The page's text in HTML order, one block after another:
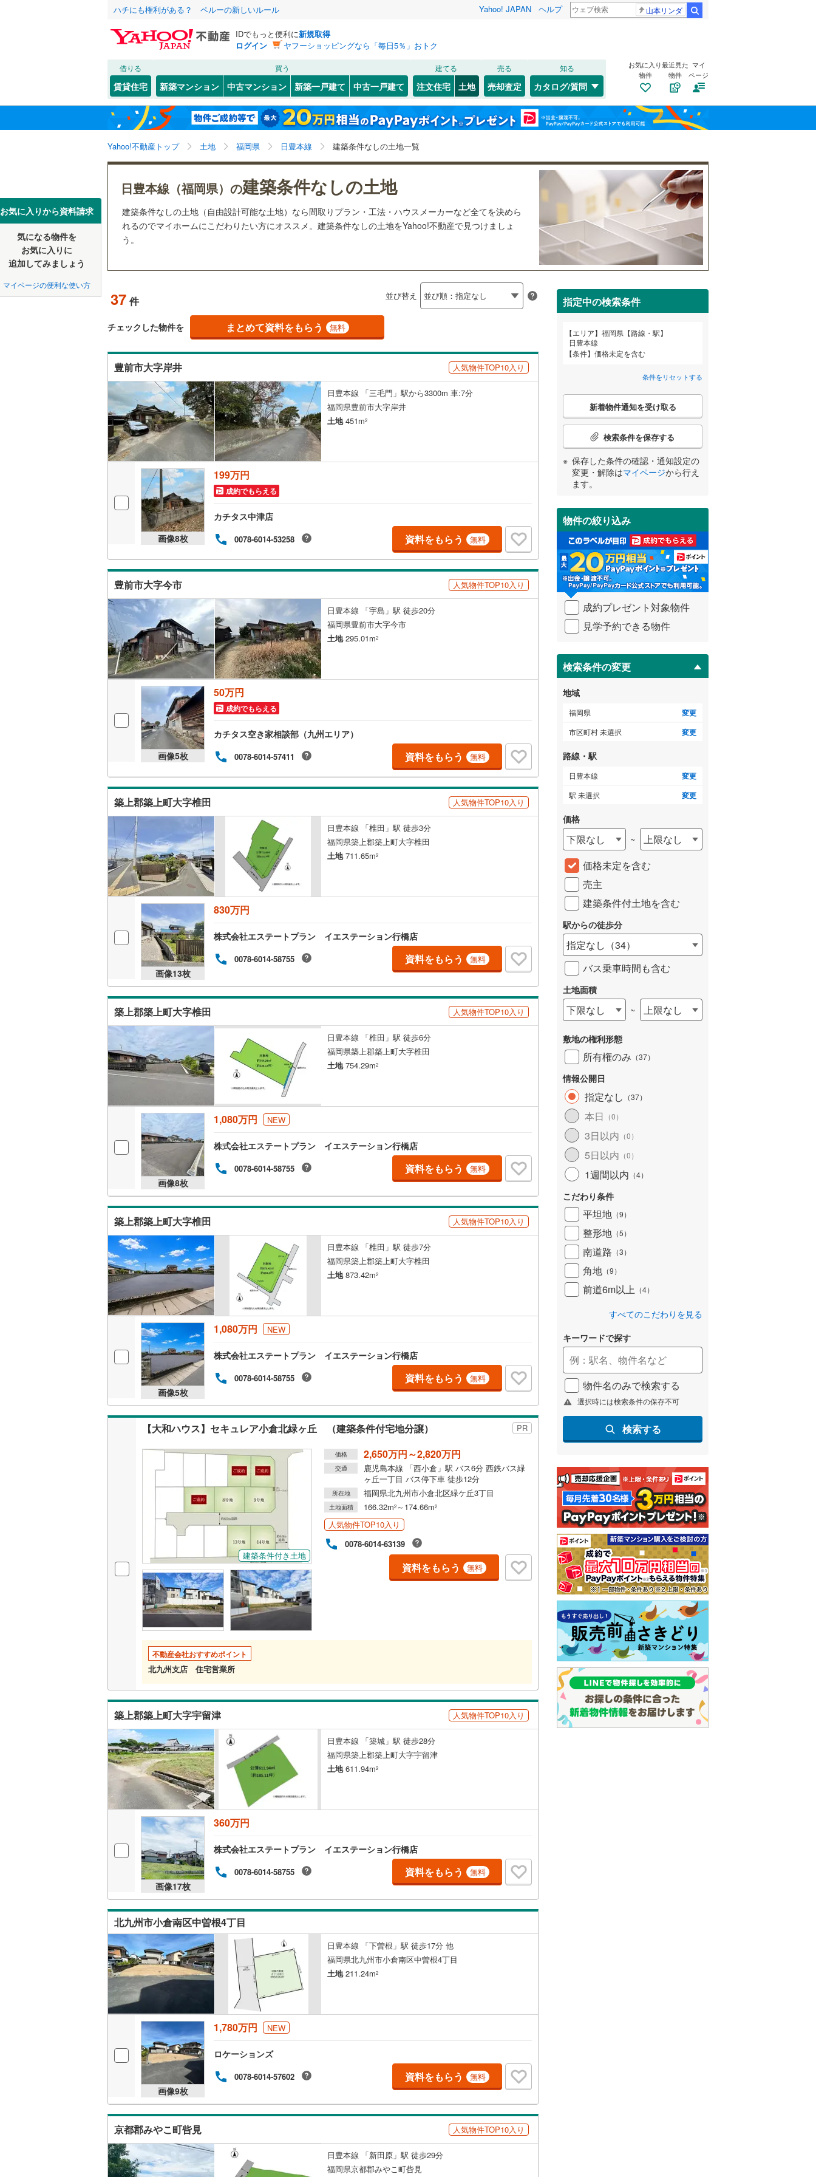
ハチにも権利がある？ ペルーの新しいルール Yahoo! JAPAN ヘルプ 山本リンダ
IDでもっと便利に新規取得
ログイン
ヤフーショッピングなら「毎日5％」おトク
借りる
賃貸住宅
買う
新築マンション 中古マンション 新築一戸建て 中古一戸建て
建てる
注文住宅 土地
売る
売却査定
知る
カタログ/質問
お気に入り
物件
最近見た
物件
マイ
ページ
Yahoo!不動産トップ 土地 福岡県 日豊本線 建築条件なしの土地一覧
お気に入りから資料請求
気になる物件を
お気に入りに
追加してみましょう
マイページの便利な使い方
日豊本線（福岡県）の建築条件なしの土地
建築条件なしの土地（自由設計可能な土地）なら間取りプラン・工法・ハウスメーカーなど全てを決めら
れるのでマイホームにこだわりたい方にオススメ。建築条件なしの土地をYahoo!不動産で見つけましょ
う。
37 件 並び替え
チェックした物件を まとめて資料をもらう 無料
豊前市大字岸井 人気物件TOP10入り
日豊本線 「三毛門」駅から3300m 車:7分
福岡県豊前市大字岸井
土地451m2
画像8枚
199万円
成約でもらえる
カチタス中津店
0078-6014-53258 資料をもらう 無料
豊前市大字今市 人気物件TOP10入り
日豊本線 「宇島」駅 徒歩20分
福岡県豊前市大字今市
土地295.01m2
画像5枚
50万円
成約でもらえる
カチタス空き家相談部（九州エリア）
0078-6014-57411 資料をもらう 無料
築上郡築上町大字椎田 人気物件TOP10入り
日豊本線 「椎田」駅 徒歩3分
福岡県築上郡築上町大字椎田
土地711.65m2
画像13枚
830万円
株式会社エステートプラン イエステーション行橋店
0078-6014-58755 資料をもらう 無料
築上郡築上町大字椎田 人気物件TOP10入り
日豊本線 「椎田」駅 徒歩6分
福岡県築上郡築上町大字椎田
土地754.29m2
画像8枚
1,080万円 NEW
株式会社エステートプラン イエステーション行橋店
0078-6014-58755 資料をもらう 無料
築上郡築上町大字椎田 人気物件TOP10入り
日豊本線 「椎田」駅 徒歩7分
福岡県築上郡築上町大字椎田
土地873.42m2
画像5枚
1,080万円 NEW
株式会社エステートプラン イエステーション行橋店
0078-6014-58755 資料をもらう 無料
【大和ハウス】セキュレア小倉北緑ヶ丘 （建築条件付宅地分譲） PR
建築条件付き土地
価格 2,650万円～2,820万円
交通
鹿児島本線 「西小倉」駅 バス6分 西鉄バス緑
ヶ丘一丁目 バス停下車 徒歩12分
所在地 福岡県北九州市小倉北区緑ケ丘3丁目
土地面積 166.32m2～174.66m2
人気物件TOP10入り
0078-6014-63139
資料をもらう 無料
不動産会社おすすめポイント
北九州支店 住宅営業所
築上郡築上町大字宇留津 人気物件TOP10入り
日豊本線 「築城」駅 徒歩28分
福岡県築上郡築上町大字宇留津
土地611.94m2
画像17枚
360万円
株式会社エステートプラン イエステーション行橋店
0078-6014-58755 資料をもらう 無料
北九州市小倉南区中曽根4丁目
日豊本線 「下曽根」駅 徒歩17分 他
福岡県北九州市小倉南区中曽根4丁目
土地211.24m2
画像9枚
1,780万円 NEW
ロケーションズ
0078-6014-57602 資料をもらう 無料
京都郡みやこ町呰見 人気物件TOP10入り
日豊本線 「新田原」駅 徒歩29分
福岡県京都郡みやこ町呰見
指定中の検索条件
エリア
福岡県【路線・駅】
日豊本線
条件
価格未定を含む
条件をリセットする
こ
検
条
件
受
け
取
る
・
条
件
を
イ
ペ
ジ
に
保
存
す
る
新着物件通知を受け取る
検索条件を保存する
保存した条件の確認・通知設定の
変更・解除はマイページから行え
ます。
物件の絞り込み
成約プレゼント対象物件
見学予約できる物件
検索条件の変更
地域
福岡県 変更
市区町村 未選択 変更
路線・駅
日豊本線 変更
駅 未選択 変更
価格
下限なし ~
上限なし
価格未定を含む
売主
建築条件付土地を含む
駅からの徒歩分
指定なし （34）
バス乗車時間も含む
土地面積
下限なし ~ 上限なし
敷地の権利形態
所有権のみ （37）
情報公開日
指定なし （37）
本日 （0）
3日以内 （0）
5日以内 （0）
1週間以内 （4）
こだわり条件
平坦地 （9）
整形地 （5）
南道路 （3）
角地 （9）
前道6m以上 （4）
すべてのこだわりを見る
キーワードで探す
物件名のみで検索する
選択時には検索条件の保存不可
検索する
北海道 北海道
東北 青森 岩手 宮城 秋田 山形 福島
関東 東京 神奈川 埼玉 千葉
新潟 長野 富山
東海 愛知 岐阜 静岡 三重
和歌山
中国 鳥取 島根 岡山 広島 山口
高知
福岡 佐賀 長崎 鹿児島
該当物件0件 この条件で検索する 条件をリセットする
北九州市 門司区(8) 若松区(8) 戸畑区(5)
小倉北区(12) 小倉南区(13) 八幡東区(4)
八幡西区 ( 24)
福岡市 東区(39) 中央区
南区(45) 西区( 32) 城南区 (25 )
早良区(52)
直方市(19)
田川市(1) 柳川市(1)
筑後市(1) 大川市(1)
行橋市(4) 中間市(8 )
小郡市(7) 筑紫野市(3) 春日市(10)
大野城市(27) 宗像市(4)
古賀市(10) 福津市 うきは市(0)
宮若市(2) 朝倉市(7)
みやま市 ( ) 那珂川市(1)
糟屋郡宇美町
糟屋郡志免町(7)
糟屋郡須惠町
糟屋郡粕屋町
遠賀郡水巻町(0)
遠賀郡岡垣町(2 遠賀郡遠賀町(2 ) 鞍手郡小竹町(3 )
鞍手郡鞍手町(6) 嘉穂郡桂川町(1) 朝倉郡筑前町(1)
三井郡大刀洗町(0) 三潴郡大木町(0)
八女郡広川町( 田川郡香春町 田川郡添田町(1)
田川郡糸田町(1) 田川郡大任町 ( 0)
田川郡赤村(0) 京都郡苅田町(5)
京都郡みやこ町(5) 築上郡吉富町(0) 築上郡上毛町(1)
築上郡築上町
該当物件0件 この条件で検索する 条件をリセットする
該当物件0件 この条件で検索する 条件をリセットする
JR 博多南線(24) 山陽本線（JR九州）( 5) 鹿児島本線(
香椎線(56) 篠栗線(50) 筑肥線(37)
久大本線(19) 日豊本線(37) 日田彦山線(16)
筑豊本線
(45 ) 後藤寺線
九州新幹線(32)
福岡市地下鉄七隈線 127)
私鉄・その他 平成筑豊鉄道 ( 16 ) 西鉄天神大牟田線(218) 西鉄太宰府線(3
筑豊電気鉄道
(2)
該当物件0件 この条件で検索する 条件をリセットする
(0) (5) (1) (0) (3) (4) (2) (2) (2) (0) (2)
( 0)
該当物件0件 この条件で検索する 条件をリセットする
こだわり条件 配置、向き、建ち方、日当たり
前道6m以上（4） 角地（9） 南道路（3）
平坦地（9） 整形地（5） 古家あり（11）
販売、価格、契約、入居関連など
更地渡し（3）
立地
小学校まで1km以内（5）
オンライン対応
IT重説可（6 ）
オンライン対応とは？
該当物件0件 この条件で検索する 条件をリセットする
検索条件を保存しました
この検索条件の新着物件通知は、 マイページから設定できます。
保存した条件を見る
福岡県、日豊本線、価格未定を含む
検索条件を保存する
マイページ
閉じる お気に入りリストを見る
閉じる
閉じる お気に入りリストを見る
閉じる